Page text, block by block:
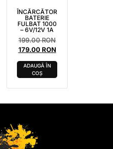
ÎNCĂRCĂTOR
BATERIE
FULBAT 1000
– 6V/12V 1A
199.00RON
179.00RON
ADAUGĂ ÎN
COȘ